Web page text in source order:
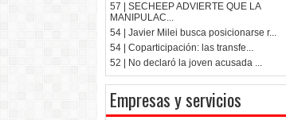
57 | SECHEEP ADVIERTE QUE LA
MANIPULAC...
54 | Javier Milei busca posicionarse r...
54 | Coparticipación: las transfe...
52 | No declaró la joven acusada ...
Empresas y servicios